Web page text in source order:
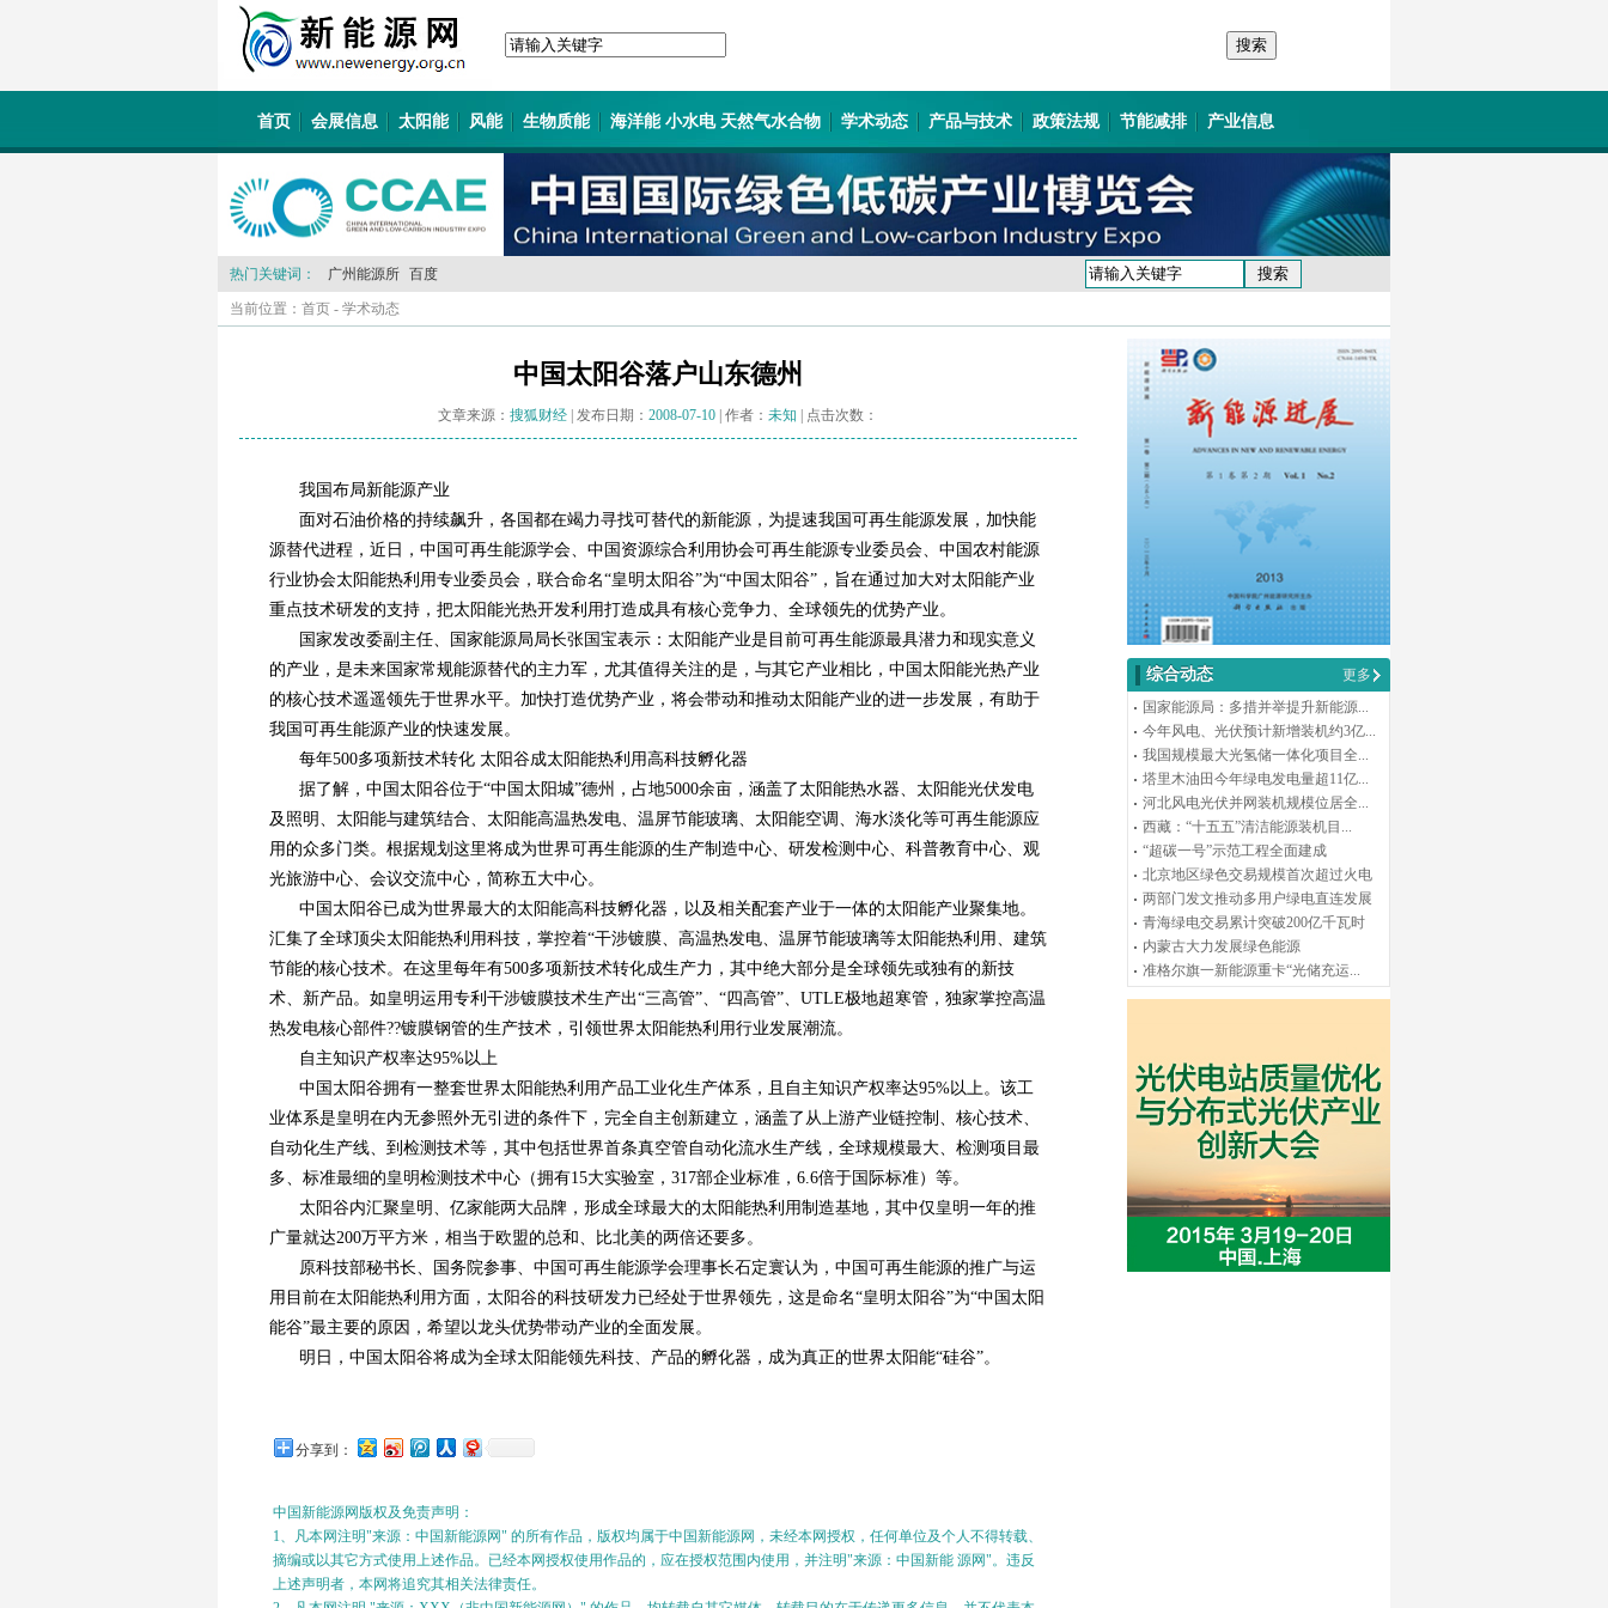
首页 会展信息 太阳能 风能 生物质能 海洋能 小水电 天然气水合物 学术动态 产品与技术 政策法规 节能减排 产业信息
热门关键词： 广州能源所 百度
当前位置： 首页 - 学术动态
中国太阳谷落户山东德州
文章来源： 搜狐财经 | 发布日期： 2008-07-10 | 作者： 未知 | 点击次数：
我国布局新能源产业
面对石油价格的持续飙升，各国都在竭力寻找可替代的新能源，为提速我国可再生能源发展，加快能
源替代进程，近日，中国可再生能源学会、中国资源综合利用协会可再生能源专业委员会、中国农村能源
行业协会太阳能热利用专业委员会，联合命名“皇明太阳谷”为“中国太阳谷”，旨在通过加大对太阳能产业
重点技术研发的支持，把太阳能光热开发利用打造成具有核心竞争力、全球领先的优势产业。
国家发改委副主任、国家能源局局长张国宝表示：太阳能产业是目前可再生能源最具潜力和现实意义
的产业，是未来国家常规能源替代的主力军，尤其值得关注的是，与其它产业相比，中国太阳能光热产业
的核心技术遥遥领先于世界水平。加快打造优势产业，将会带动和推动太阳能产业的进一步发展，有助于
我国可再生能源产业的快速发展。
每年500多项新技术转化 太阳谷成太阳能热利用高科技孵化器
据了解，中国太阳谷位于“中国太阳城”德州，占地5000余亩，涵盖了太阳能热水器、太阳能光伏发电
及照明、太阳能与建筑结合、太阳能高温热发电、温屏节能玻璃、太阳能空调、海水淡化等可再生能源应
用的众多门类。根据规划这里将成为世界可再生能源的生产制造中心、研发检测中心、科普教育中心、观
光旅游中心、会议交流中心，简称五大中心。
中国太阳谷已成为世界最大的太阳能高科技孵化器，以及相关配套产业于一体的太阳能产业聚集地。
汇集了全球顶尖太阳能热利用科技，掌控着“干涉镀膜、高温热发电、温屏节能玻璃等太阳能热利用、建筑
节能的核心技术。在这里每年有500多项新技术转化成生产力，其中绝大部分是全球领先或独有的新技
术、新产品。如皇明运用专利干涉镀膜技术生产出“三高管”、“四高管”、UTLE极地超寒管，独家掌控高温
热发电核心部件??镀膜钢管的生产技术，引领世界太阳能热利用行业发展潮流。
自主知识产权率达95%以上
中国太阳谷拥有一整套世界太阳能热利用产品工业化生产体系，且自主知识产权率达95%以上。该工
业体系是皇明在内无参照外无引进的条件下，完全自主创新建立，涵盖了从上游产业链控制、核心技术、
自动化生产线、到检测技术等，其中包括世界首条真空管自动化流水生产线，全球规模最大、检测项目最
多、标准最细的皇明检测技术中心（拥有15大实验室，317部企业标准，6.6倍于国际标准）等。
太阳谷内汇聚皇明、亿家能两大品牌，形成全球最大的太阳能热利用制造基地，其中仅皇明一年的推
广量就达200万平方米，相当于欧盟的总和、比北美的两倍还要多。
原科技部秘书长、国务院参事、中国可再生能源学会理事长石定寰认为，中国可再生能源的推广与运
用目前在太阳能热利用方面，太阳谷的科技研发力已经处于世界领先，这是命名“皇明太阳谷”为“中国太阳
能谷”最主要的原因，希望以龙头优势带动产业的全面发展。
明日，中国太阳谷将成为全球太阳能领先科技、产品的孵化器，成为真正的世界太阳能“硅谷”。
分享到：
中国新能源网版权及免责声明：
1、凡本网注明"来源：中国新能源网" 的所有作品，版权均属于中国新能源网，未经本网授权，任何单位及个人不得转载、
摘编或以其它方式使用上述作品。已经本网授权使用作品的，应在授权范围内使用，并注明"来源：中国新能 源网"。违反
上述声明者，本网将追究其相关法律责任。
综合动态
更多
国家能源局：多措并举提升新能源...
今年风电、光伏预计新增装机约3亿...
我国规模最大光氢储一体化项目全...
塔里木油田今年绿电发电量超11亿...
河北风电光伏并网装机规模位居全...
西藏：“十五五”清洁能源装机目...
“超碳一号”示范工程全面建成
北京地区绿色交易规模首次超过火电
两部门发文推动多用户绿电直连发展
青海绿电交易累计突破200亿千瓦时
内蒙古大力发展绿色能源
准格尔旗一新能源重卡“光储充运...